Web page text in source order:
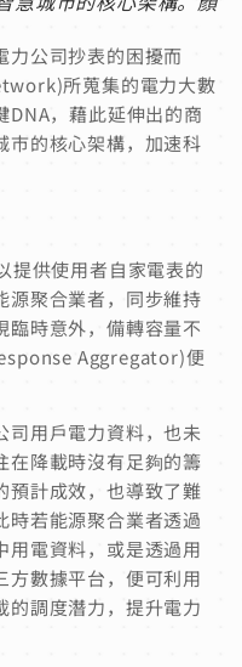
力公司抄表的困擾而
所蒐集的電力大數
DNA，藉此延伸出的商
市的核心架構，加速科
提供使用者自家電表的
源聚合業者，同步維持
臨時意外，備轉容量不
Aggregator)便
司用戶電力資料，也未
在降載時沒有足夠的籌
預計成效，也導致了難
時若能源聚合業者透過
用電資料，或是透過用
方數據平台，便可利用
的調度潛力，提升電力